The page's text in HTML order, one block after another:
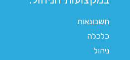
חשבונאות
כלכלה
ניהול